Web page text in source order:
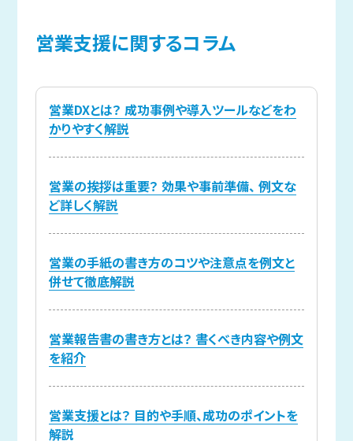
営業支援に関するコラム
営業DXとは？ 成功事例や導入ツールなどをわ
かりやすく解説
営業の挨拶は重要？ 効果や事前準備、 例文な
ど詳しく解説
営業の手紙の書き方のコツや注意点を例文と
併せて徹底解説
営業報告書の書き方とは？ 書くべき内容や例文
を紹介
営業支援とは？ 目的や手順、成功のポイントを
解説